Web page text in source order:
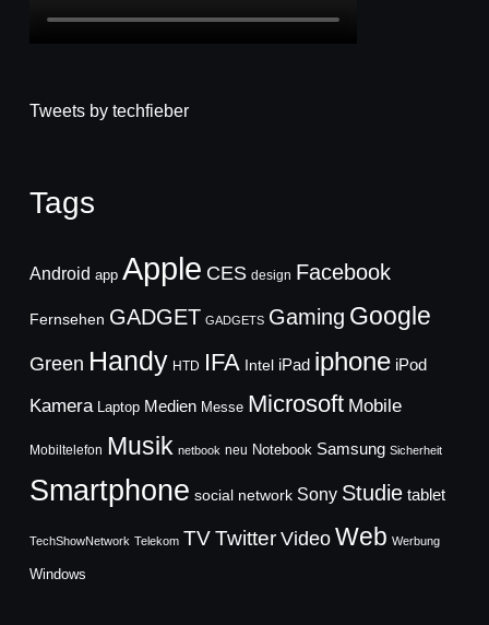
Tweets by techfieber
Tags
Android app Apple CES design Facebook
Fernsehen GADGET GADGETS Gaming Google
Green Handy HTD IFA Intel iPad iphone iPod
Kamera Laptop Medien Messe Microsoft Mobile
Mobiltelefon Musik netbook neu Notebook Samsung Sicherheit
Smartphone social network Sony Studie tablet
TechShowNetwork Telekom TVTwitter Video Web Werbung
Windows